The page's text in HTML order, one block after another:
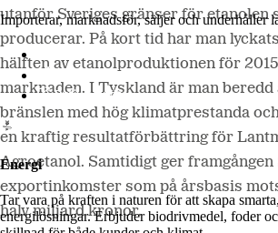
Importerar, marknadsför, säljer och underhåller
Begagnatbörsen
Butik på nätet
Energi
Tar vara på kraften i naturen för att skapa
energilösningar. Erbjuder biodrivmedel, foder
utanför Sveriges gränser för etanolen
producerar. På kort tid har man
hälften av etanolproduktionen för
marknaden. I Tyskland är man
bränslen med hög klimatprestanda
en kraftig resultatförbättring för
Agroetanol. Samtidigt ger framgången
exportinkomster som på årsbasis
halv miljard kronor.